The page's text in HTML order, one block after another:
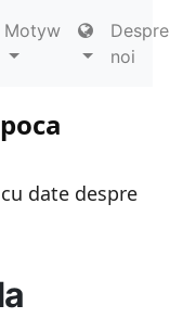
Motyw
Despre
noi
date despre